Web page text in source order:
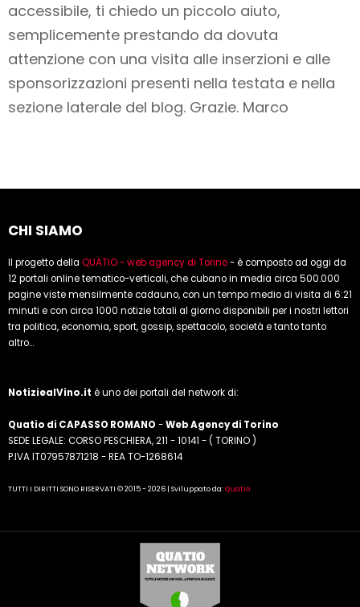
accessibile, ti chiedo un piccolo aiuto,
semplicemente prestando da dovuta
attenzione con una visita alle inserzioni e alle
sponsorizzazioni presenti nella testata e nella
sezione laterale del blog. Grazie. Marco
CHI SIAMO
Il progetto della QUATIO - web agency di Torino- è composto ad oggi da
12 portali online tematico-verticali, che cubano in media circa 500.000
pagine viste mensilmente cadauno, con un tempo medio di visita di 6:21
minuti e con circa 1000 notizie totali al giorno disponibili per i nostri lettori
tra politica, economia, sport, gossip, spettacolo, società e tanto tanto
altro...
NotiziealVino.it è uno dei portali del network di:
Quatio di CAPASSO ROMANO -Web Agency di Torino
SEDE LEGALE: CORSO PESCHIERA, 211 - 10141 - ( TORINO )
P.IVA IT07957871218 - REA TO-1268614
TUTTI I DIRITTI SONO RISERVATI © 2015 - 2026 | Sviluppato da:Quatio